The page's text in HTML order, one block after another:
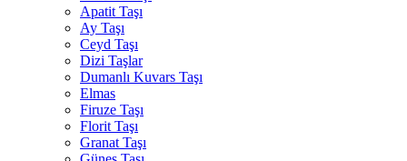
Apatit Taşı
Ay Taşı
Ceyd Taşı
Dizi Taşlar
Dumanlı Kuvars Taşı
Elmas
Firuze Taşı
Florit Taşı
Granat Taşı